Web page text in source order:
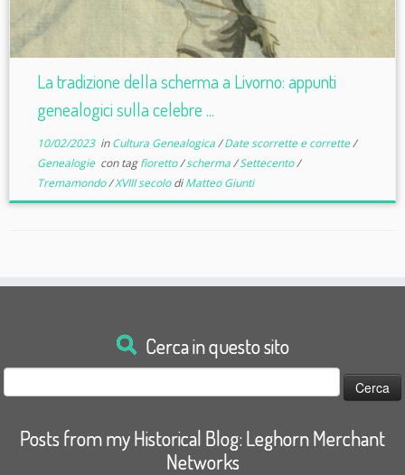
La tradizione della scherma a Livorno: appunti
genealogici sulla celebre ...
10/02/2023inCultura Genealogica/Date scorrette e corrette/
Genealogie con tagfioretto/scherma/Settecento/
Tremamondo/XVIII secolodiMatteo Giunti
Cerca in questo sito
Ricerca
per:
Posts from my Historical Blog: Leghorn Merchant
Networks